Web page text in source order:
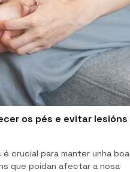
os pés e evitar lesións
crucial para manter unha boa
que poidan afectar a nosa